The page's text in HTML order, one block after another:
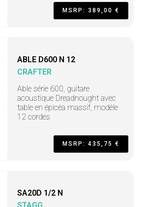
MSRP: 389,00 €
ABLE D600 N 12
CRAFTER
Able série 600, guitare
acoustique Dreadnought avec
table en épicéa massif, modèle
12 cordes
MSRP: 435,75 €
SA20D 1/2 N